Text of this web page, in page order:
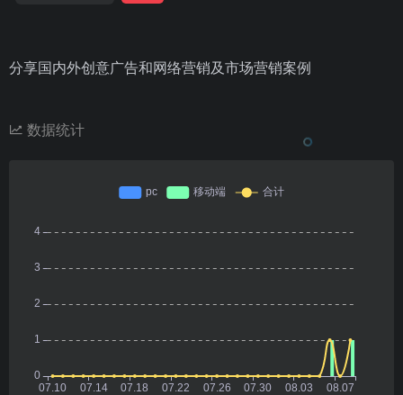
分享国内外创意广告和网络营销及市场营销案例
数据统计